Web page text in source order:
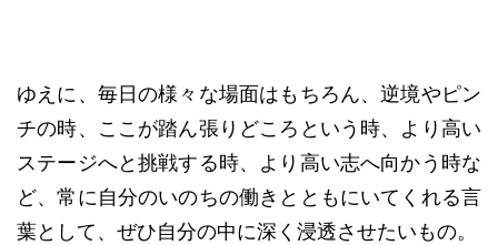
ゆえに、毎日の様々な場面はもちろん、逆境やピン
チの時、ここが踏ん張りどころという時、より高い
ステージへと挑戦する時、より高い志へ向かう時な
ど、常に自分のいのちの働きとともにいてくれる言
葉として、ぜひ自分の中に深く浸透させたいもの。